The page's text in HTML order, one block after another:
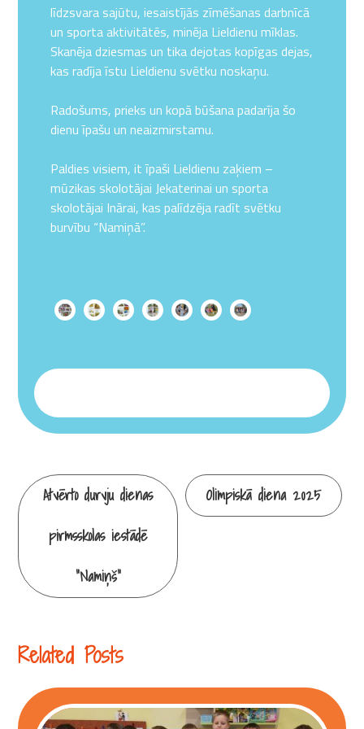
līdzsvara sajūtu, iesaistījās zīmēšanas darbnīcā
un sporta aktivitātēs, minēja Lieldienu mīklas.
Skanēja dziesmas un tika dejotas kopīgas dejas,
kas radīja īstu Lieldienu svētku noskaņu.
Radošums, prieks un kopā būšana padarīja šo
dienu īpašu un neaizmirstamu.
Paldies visiem, it īpaši Lieldienu zaķiem –
mūzikas skolotājai Jekaterinai un sporta
skolotājai Inārai, kas palīdzēja radīt svētku
burvību “Namiņā”.
Continue
Reading
Atvērto durvju dienas
pirmsskolas iestādē
“Namiņš”
Olimpiskā diena 2025
Related Posts